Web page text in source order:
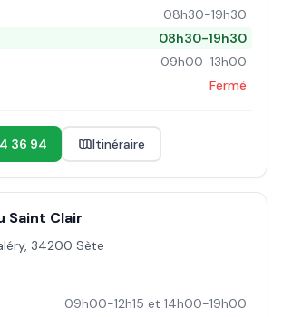
08h30-19h30
08h30-19h30
09h00-13h00
Fermé
36 94 Itinéraire
Saint Clair
, 34200 Sète
09h00-12h15 et 14h00-19h00